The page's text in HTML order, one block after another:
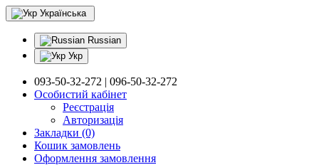
Українська
Russian
Укр
093-50-32-272 | 096-50-32-272
Особистий кабінет
Реєстрація
Авторизація
Закладки (0)
Кошик замовлень
Оформлення замовлення